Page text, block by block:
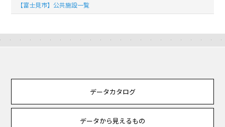
【富士見市】公共施設一覧
データカタログ
データから見えるもの